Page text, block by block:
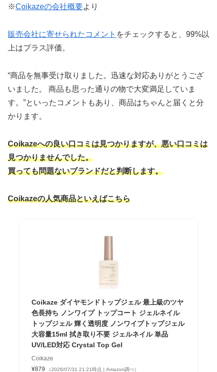
※Coikazeの会社概要より
販売会社に寄せられたコメント をチェックすると、99%以
上はプラス評価。
“商品を無事受け取りました。迅速な対応ありがとうござ
いました。 商品も思った通りの物で大変満足していま
す。”といったコメントもあり、商品はちゃんと届くと分
かります。
Coikazeへの良い口コミは見つかりますが、悪い口コミは
見つかりませんでした。
買っても問題ないブランドだと判断します。
Coikazeの人気商品といえばこちら
Coikaze ダイヤモンドトップジェル 最上級のツヤ
色長持ち ノンワイプ トップコート ジェルネイル
トップジェル 輝く透明度 ノンワイプトップジェル
大容量15ml 拭き取り不要 ジェルネイル 単品
UV/LED対応 Crystal Top Gel
Coikaze
¥879
（2026/07/31 21:21時点 | Amazon調べ）